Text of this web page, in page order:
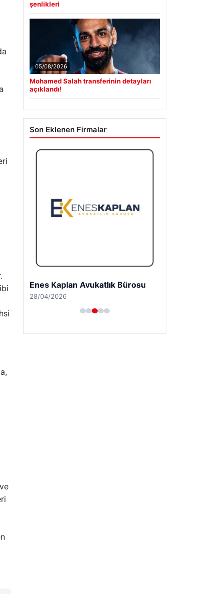
şenlikleri
05/08/2026
Mohamed Salah transferinin detayları
açıklandı!
Son Eklenen Firmalar
Enes Kaplan Avukatlık Bürosu
28/04/2026